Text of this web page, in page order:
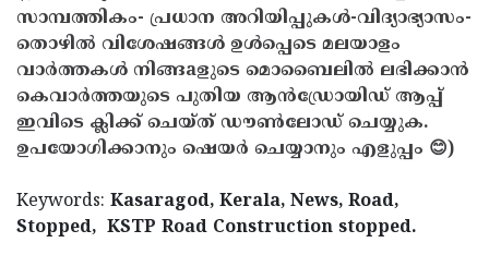
സാമ്പത്തികം- പ്രധാന അറിയിപ്പുകൾ-വിദ്യാഭ്യാസം-
തൊഴിൽ വിശേഷങ്ങൾ ഉൾപ്പെടെ മലയാളം
വാർത്തകൾ നിങ്ങaളുടെ മൊബൈലിൽ ലഭിക്കാൻ
കെവാർത്തയുടെ പുതിയ ആൻഡ്രോയിഡ് ആപ്പ്
ഇവിടെ ക്ലിക്ക് ചെയ്ത് ഡൗൺലോഡ് ചെയ്യുക.
ഉപയോഗിക്കാനും ഷെയർ ചെയ്യാനും എളുപ്പം 😊)
Keywords: Kasaragod, Kerala, News, Road,
Stopped, KSTP Road Construction stopped.